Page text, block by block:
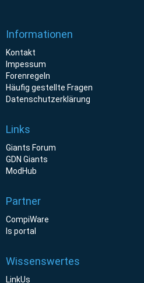
Informationen
Kontakt
Impessum
Forenregeln
Häufig gestellte Fragen
Datenschutzerklärung
Links
Giants Forum
GDN Giants
ModHub
Partner
CompiWare
ls portal
Wissenswertes
LinkUs